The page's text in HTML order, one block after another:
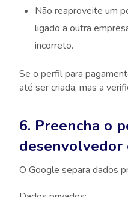
Não reaproveite um
ligado a outra
incorreto.
Se o perfil para
até ser criada, mas a
6. Preencha o
desenvolvedor
O Google separa dados